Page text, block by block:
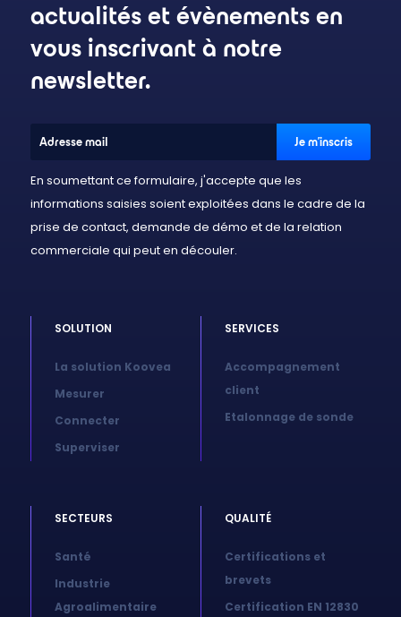
actualités et évènements en
vous inscrivant à notre
newsletter.
En soumettant ce formulaire, j'accepte que les
informations saisies soient exploitées dans le cadre de la
prise de contact, demande de démo et de la relation
commerciale qui peut en découler.
SOLUTION
La solution Koovea
Mesurer
Connecter
Superviser
SERVICES
Accompagnement
client
Etalonnage de sonde
SECTEURS
Santé
Industrie
Agroalimentaire
QUALITÉ
Certifications et
brevets
Certification EN 12830